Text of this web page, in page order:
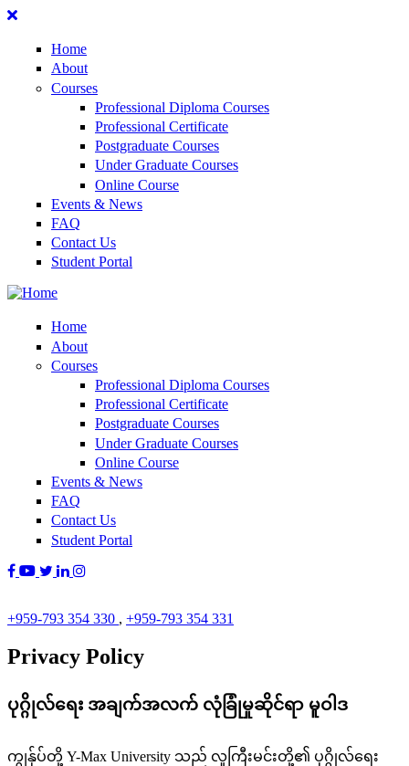
Home
About
Courses
Professional Diploma Courses
Professional Certificate
Postgraduate Courses
Under Graduate Courses
Online Course
Events & News
FAQ
Contact Us
Student Portal
Home
About
Courses
Professional Diploma Courses
Professional Certificate
Postgraduate Courses
Under Graduate Courses
Online Course
Events & News
FAQ
Contact Us
Student Portal
+959-793 354 330 , +959-793 354 331
Privacy Policy
ပုဂ္ဂိုလ်ရေး အချက်အလက် လုံခြုံမှုဆိုင်ရာ မူဝါဒ
ကျွန်ုပ်တို့ Y-Max University သည် လူကြီးမင်းတို့၏ ပုဂ္ဂိုလ်ရေး